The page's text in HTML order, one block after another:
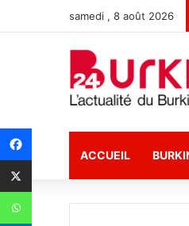
samedi , 8 août 2026
ACCUEIL